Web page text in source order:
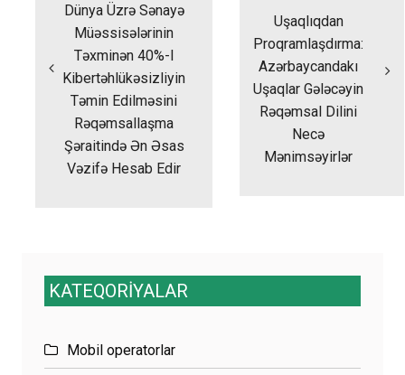
Dünya Üzrə Sənayə
Müəssisələrinin
Təxminən 40%-I
Kibertəhlükəsizliyin
Təmin Edilməsini
Rəqəmsallaşma
Şəraitində Ən Əsas
Vəzifə Hesab Edir
Uşaqlıqdan
Proqramlaşdırma:
Azərbaycandakı
Uşaqlar Gələcəyin
Rəqəmsal Dilini
Necə
Mənimsəyirlər
KATEQORİYALAR
Mobil operatorlar